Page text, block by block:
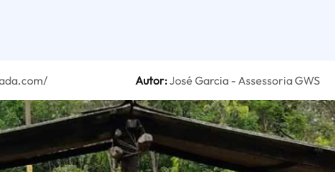
Autor:José Garcia - Assessoria GWS